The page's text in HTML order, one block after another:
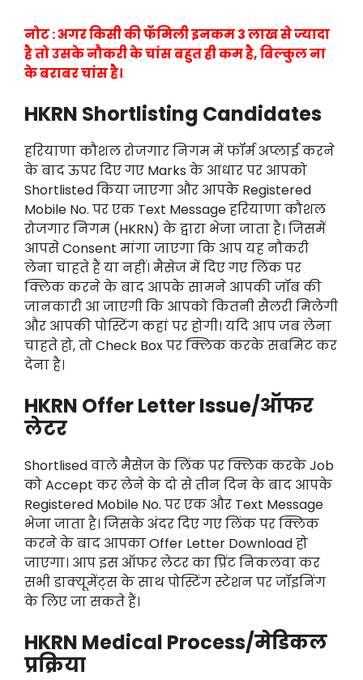
नोट : अगर किसी की फॅमिली इनकम 3 लाख से ज्यादा
है तो उसके नौकरी के चांस बहुत ही कम है, बिल्कुल ना
के बराबर चांस है।
HKRN Shortlisting Candidates
हरियाणा कौशल रोजगार निगम में फॉर्म अप्लाई करने
के बाद ऊपर दिए गए Marks के आधार पर आपको
Shortlisted किया जाएगा और आपके Registered
Mobile No. पर एक Text Message हरियाणा कौशल
रोजगार निगम (HKRN) के द्वारा भेजा जाता है। जिसमें
आपसे Consent मांगा जाएगा कि आप यह नौकरी
लेना चाहते हैं या नहीं। मैसेज में दिए गए लिंक पर
क्लिक करने के बाद आपके सामने आपकी जॉब की
जानकारी आ जाएगी कि आपको कितनी सैलरी मिलेगी
और आपकी पोस्टिंग कहां पर होगी। यदि आप जब लेना
चाहते हो, तो Check Box पर क्लिक करके सबमिट कर
देना है।
HKRN Offer Letter Issue/ऑफर
लेटर
Shortlised वाले मैसेज के लिंक पर क्लिक करके Job
को Accept कर लेने के दो से तीन दिन के बाद आपके
Registered Mobile No. पर एक और Text Message
भेजा जाता है। जिसके अंदर दिए गए लिंक पर क्लिक
करने के बाद आपका Offer Letter Download हो
जाएगा। आप इस ऑफर लेटर का प्रिंट निकलवा कर
सभी डाक्यूमेंट्स के साथ पोस्टिंग स्टेशन पर जॉइनिंग
के लिए जा सकते हैं।
HKRN Medical Process/मेडिकल
प्रक्रिया